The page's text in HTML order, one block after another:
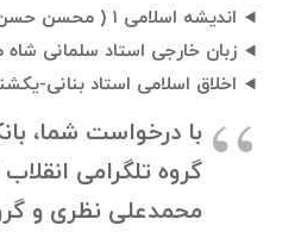
اندیشه اسلامی ۱ ( محسن حسن زاده فروشانی)
زبان خارجی استاد سلمانی
اخلاق اسلامی استاد بنانی-یکشنبه
با درخواست شما،
گروه تلگرامی
محمدعلی نظری و